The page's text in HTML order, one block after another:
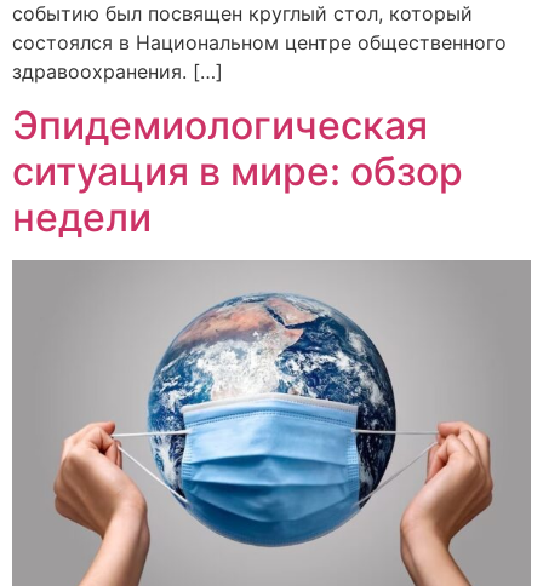
событию был посвящен круглый стол, который
состоялся в Национальном центре общественного
здравоохранения. […]
Эпидемиологическая
ситуация в мире: обзор
недели